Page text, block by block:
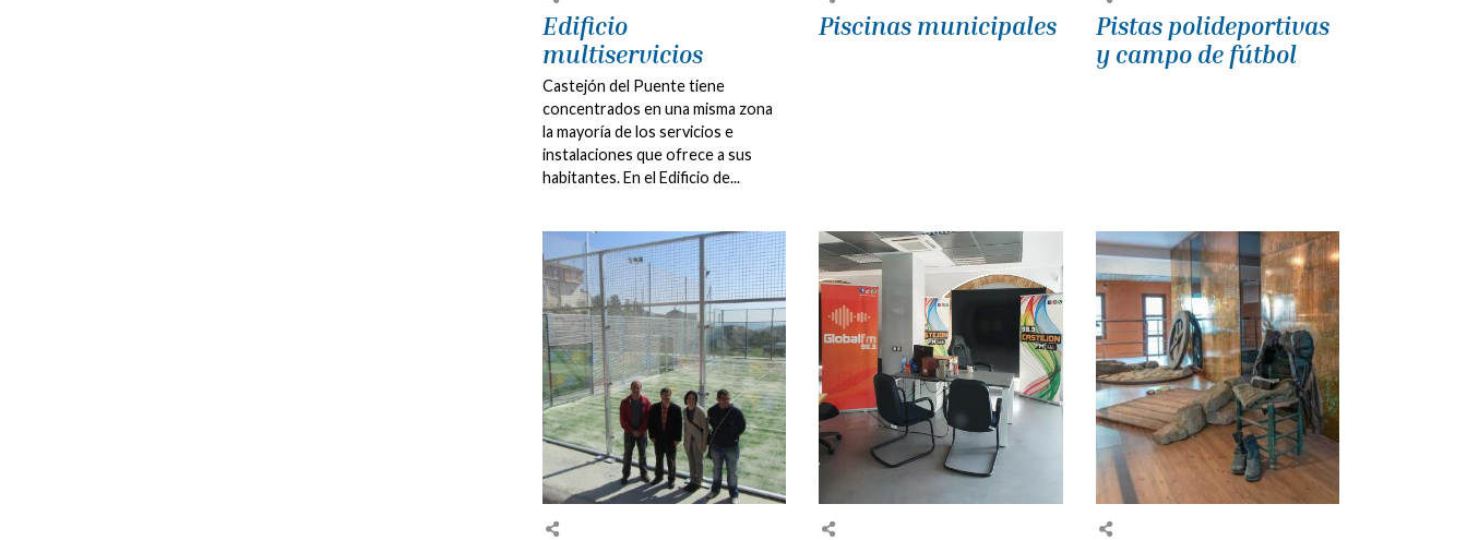
Edificio
multiservicios
Castejón del Puente tiene
concentrados en una misma zona
la mayoría de los servicios e
instalaciones que ofrece a sus
habitantes. En el Edificio de...
Piscinas municipales
Pistas polideportivas
y campo de fútbol